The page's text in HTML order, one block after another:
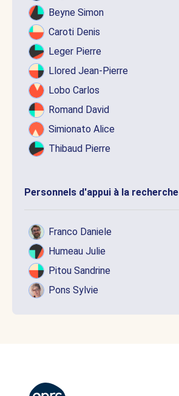
Beyne Simon
Caroti Denis
Leger Pierre
Llored Jean-Pierre
Lobo Carlos
Romand David
Simionato Alice
Thibaud Pierre
Personnels d'appui à la recherche
Franco Daniele
Humeau Julie
Pitou Sandrine
Pons Sylvie